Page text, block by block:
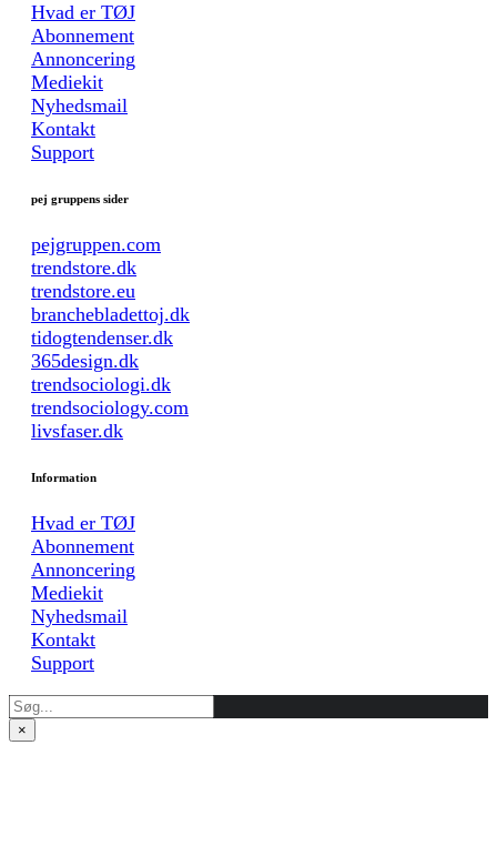
Hvad er TØJ
Abonnement
Annoncering
Mediekit
Nyhedsmail
Kontakt
Support
pej gruppens sider
pejgruppen.com
trendstore.dk
trendstore.eu
branchebladettoj.dk
tidogtendenser.dk
365design.dk
trendsociologi.dk
trendsociology.com
livsfaser.dk
Information
Hvad er TØJ
Abonnement
Annoncering
Mediekit
Nyhedsmail
Kontakt
Support
×